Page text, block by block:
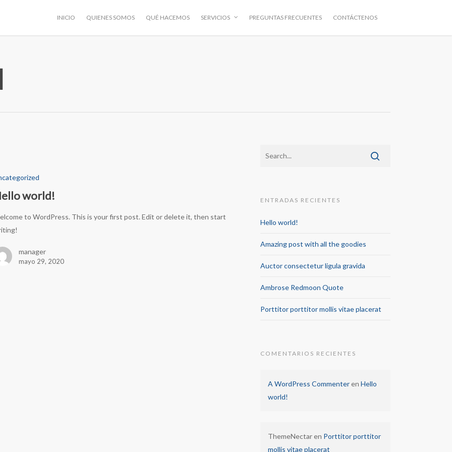
INICIO QUIENES SOMOS QUÉ HACEMOS SERVICIOS PREGUNTAS FRECUENTES CONTÁCTENOS
world!
to WordPress. This is your first post. Edit or delete it, then start
manager
mayo 29, 2020
ENTRADAS RECIENTES
Hello world!
Amazing post with all the goodies
Auctor consectetur ligula gravida
Ambrose Redmoon Quote
Porttitor porttitor mollis vitae placerat
COMENTARIOS RECIENTES
A WordPress Commenteren Hello
world!
ThemeNectaren Porttitor porttitor
mollis vitae placerat